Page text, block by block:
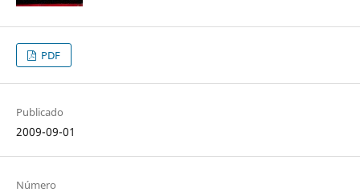
PDF
Publicado
2009-09-01
Número